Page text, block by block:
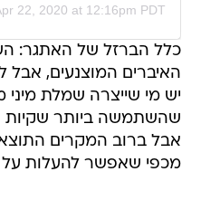
22, 2020 at 12:16pm PDT
כלל הברזל של האתגר:
האיברים המוצנעים, אבל
יש מי שייצרה שמלת
שהשתמשה ביותר שקיות
אבל ברוב המקרים
מכפי שאפשר להעלות